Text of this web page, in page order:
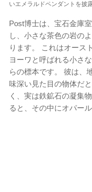
いエメラルドペンダントを披
Post博士は、宝石金庫
し、小さな茶色の岩の
ります。 これはオース
ヨーワと呼ばれる小さ
らの標本です。 彼は、
味深い見た目の物体だ
く、実は鉄鉱石の凝集
ると、その中にオパー